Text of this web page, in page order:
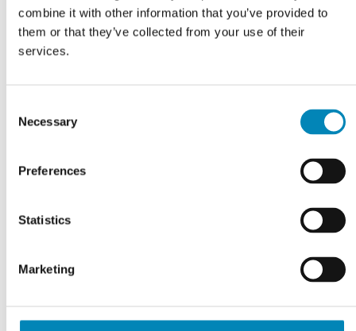
combine it with other information that you’ve provided to
them or that they’ve collected from your use of their
services.
Selection
Necessary
Preferences
Statistics
Marketing
Ikke på lager